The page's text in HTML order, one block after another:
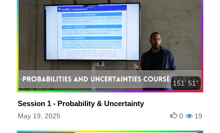
151' 51''
Session 1 - Probability & Uncertainty
May 19, 2025 19
0